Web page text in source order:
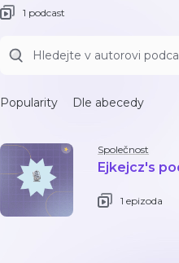
1 podcast
Popularity Dle abecedy
Společnost
Ejkejcz's
1 epizoda